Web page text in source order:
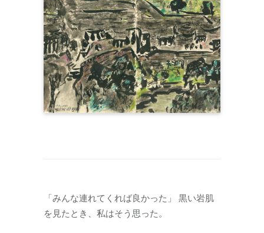
「みんな連れてくれば良かった」 黒い岩肌
を見たとき、私はそう思った。